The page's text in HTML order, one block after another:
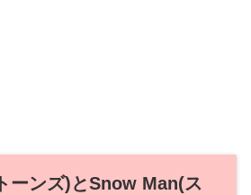
ーンズ)とSnow Man(ス